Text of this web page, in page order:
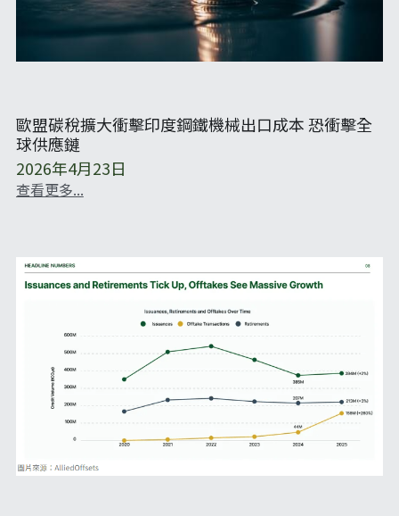
歐盟碳稅擴大衝擊印度鋼鐵機械出口成本 恐衝擊全
球供應鏈
2026年4月23日
查看更多...